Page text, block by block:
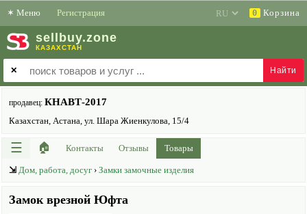
✶ Меню Регистрация 0 Корзина
sell buy.zone
КАЗАХСТАН
✕
продавец: КНАВТ-2017
Казахстан, Астана, ул. Шара Жиенкулова, 15/4
☰ 🏠 Контакты Отзывы Товары
⇲ Дом, работа, досуг › Замки замочные изделия
Замок врезной Юфта